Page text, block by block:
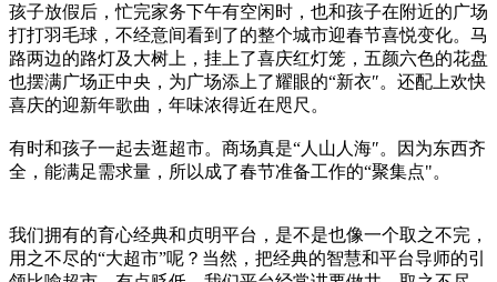
孩子放假后，忙完家务下午有空闲时，也和孩子在附近的广场
打打羽毛球，不经意间看到了的整个城市迎春节喜悦变化。马
路两边的路灯及大树上，挂上了喜庆红灯笼，五颜六色的花盘
也摆满广场正中央，为广场添上了耀眼的“新衣″。还配上欢快
喜庆的迎新年歌曲，年味浓得近在咫尺。
有时和孩子一起去逛超市。商场真是“人山人海″。因为东西齐
全，能满足需求量，所以成了春节准备工作的“聚集点"。
我们拥有的育心经典和贞明平台，是不是也像一个取之不完，
用之不尽的“大超市”呢？当然，把经典的智慧和平台导师的引